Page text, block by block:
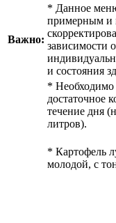
Важно:
* Данное
примерным и
зависимости
и состояния
* Необходимо
достаточное
течение дня
литров).
* Картофель
молодой, с